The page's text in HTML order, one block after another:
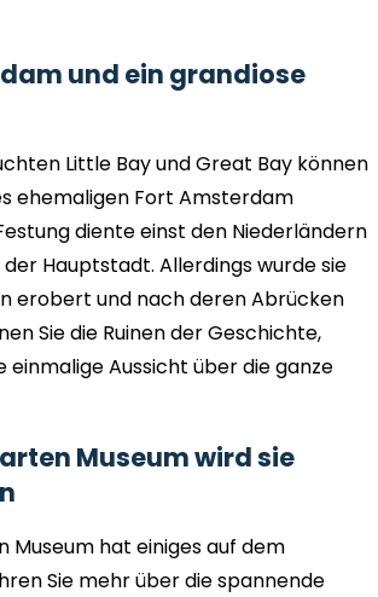
und ein grandiose
Little Bay und Great Bay können
ehemaligen Fort Amsterdam
diente einst den Niederländern
Hauptstadt. Allerdings wurde sie
erobert und nach deren Abrücken
Sie die Ruinen der Geschichte,
einmalige Aussicht über die ganze
Museum wird sie
Museum hat einiges auf dem
Sie mehr über die spannende